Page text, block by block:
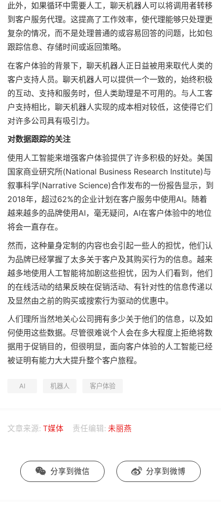
此外，如果循环中需要人工，聊天机器人可以将调用者转移
到客户服务代理。这提高了工作效率，使代理能够只处理更
复杂的情况，而不是处理普通的或容易回答的问题，比如包
跟踪信息、存储时间或返回策略。
在客户体验的背景下，聊天机器人正日益被用来取代人类的
客户支持人员。聊天机器人可以提供一个一致的，始终积极
的互动、支持和服务时，但人类助理是不可用的。与人工客
户支持相比，聊天机器人实现的成本相对较低，这使得它们
对许多公司具有吸引力。
对数据跟踪的关注
使用人工智能来增强客户体验提供了许多积极的好处。美国
国家商业研究所(National Business Research Institute)与
叙事科学(Narrative Science)合作发布的一份报告显示，到
2018年，超过62%的企业计划在客户服务中使用AI。随着
越来越多的品牌使用AI，毫无疑问，AI在客户体验中的地位
将会一直存在。
然而，这种量身定制的内容也会引起一些人的担忧，他们认
为品牌已经掌握了太多关于客户及其购买行为的信息。越来
越多地使用人工智能将加剧这些担忧，因为人们看到，他们
的在线活动的结果反映在促销活动、有针对性的信息传递以
及显然由之前的购买或搜索行为驱动的优惠中。
人们理所当然地关心公司拥有多少关于他们的信息，以及如
何使用这些数据。尽管很难说个人会在多大程度上拒绝将数
据用于促销目的，但很明显，面向客户体验的人工智能已经
被证明有能力大大提升整个客户旅程。
AI 机器人 客户体验
文章来源: T媒体 责任编辑: 未丽燕
分享到微信 分享到微博